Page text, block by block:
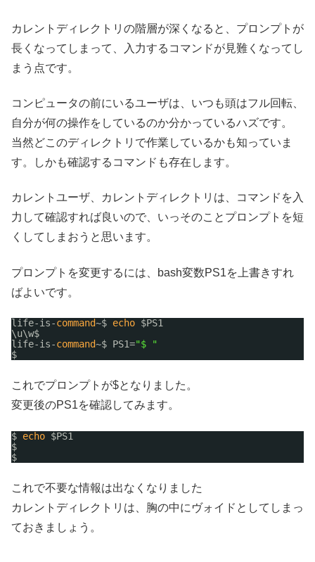
カレントディレクトリの階層が深くなると、プロンプトが
長くなってしまって、入力するコマンドが見難くなってし
まう点です。
コンピュータの前にいるユーザは、いつも頭はフル回転、
自分が何の操作をしているのか分かっているハズです。
当然どこのディレクトリで作業しているかも知っていま
す。しかも確認するコマンドも存在します。
カレントユーザ、カレントディレクトリは、コマンドを入
力して確認すれば良いので、いっそのことプロンプトを短
くしてしまおうと思います。
プロンプトを変更するには、bash変数PS1を上書きすれ
ばよいです。
life-is-command~$ echo $PS1
\u\w$
life-is-command~$ PS1="$ "
$
これでプロンプトが$となりました。
変更後のPS1を確認してみます。
$ echo $PS1
$
$
これで不要な情報は出なくなりました
カレントディレクトリは、胸の中にヴォイドとしてしまっ
ておきましょう。